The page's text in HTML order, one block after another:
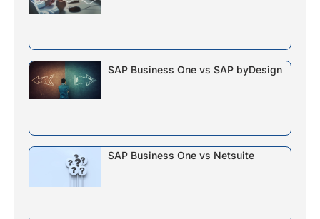
SAP Business One vs SAP byDesign
SAP Business One vs Netsuite